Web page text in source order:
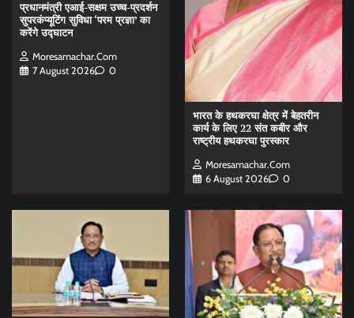
प्रधानमंत्री एआई-सक्षम उच्च-प्रदर्शन
सुपरकंप्यूटिंग सुविधा ‘परम प्रज्ञा’ का
करेंगे उद्घाटन
Moresamachar.com
7 August 2026
0
भारत के हथकरघा क्षेत्र में बेहतरीन
कार्य के लिए 22 संत कबीर और
राष्ट्रीय हथकरघा पुरस्कार
Moresamachar.com
6 August 2026
0